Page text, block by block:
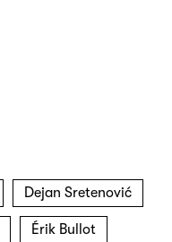
Dejan Sretenović
Érik Bullot